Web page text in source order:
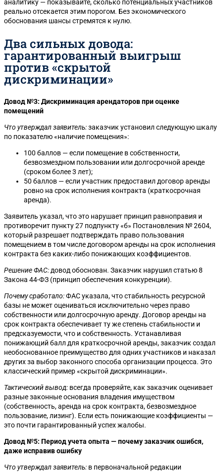
аналитику — показывайте, сколько потенциальных участников
реально отсекается этим порогом. Без экономического
обоснования шансы стремятся к нулю.
Два сильных довода:
гарантированный выигрыш
против «скрытой
дискриминации»
Довод №3: Дискриминация арендаторов при оценке
помещений
Что утверждал заявитель:заказчик установил следующую шкалу
по показателю «наличие помещения»:
100 баллов — если помещение в собственности,
безвозмездном пользовании или долгосрочной аренде
(сроком более 3 лет);
50 баллов — если участник предоставил договор аренды
ровно на срок исполнения контракта (краткосрочная
аренда).
Заявитель указал, что это нарушает принцип равноправия и
противоречит пункту 27 подпункту «б» Постановления № 2604,
который разрешает подтверждать право пользования
помещением в том числе договором аренды на срок исполнения
контракта без каких-либо понижающих коэффициентов.
Решение ФАС: довод обоснован. Заказчик нарушил статью 8
Закона 44-ФЗ (принцип обеспечения конкуренции).
Почему сработало:ФАС указала, что стабильность ресурсной
базы не может оцениваться исключительно через право
собственности или долгосрочную аренду. Договор аренды на
срок контракта обеспечивает ту же степень стабильности и
предсказуемости, что и собственность. Устанавливая
понижающий балл для краткосрочной аренды, заказчик создал
необоснованное преимущество для одних участников и наказал
других за выбор законного способа организации процесса. Это
классический пример «скрытой дискриминации».
Тактический вывод: всегда проверяйте, как заказчик оценивает
разные законные основания владения имуществом
(собственность, аренда на срок контракта, безвозмездное
пользование, лизинг). Если есть понижающие коэффициенты —
это почти гарантированный успех жалобы.
Довод №5: Период учета опыта — почему заказчик ошибся,
даже исправив ошибку
Что утверждал заявитель: в первоначальной редакции